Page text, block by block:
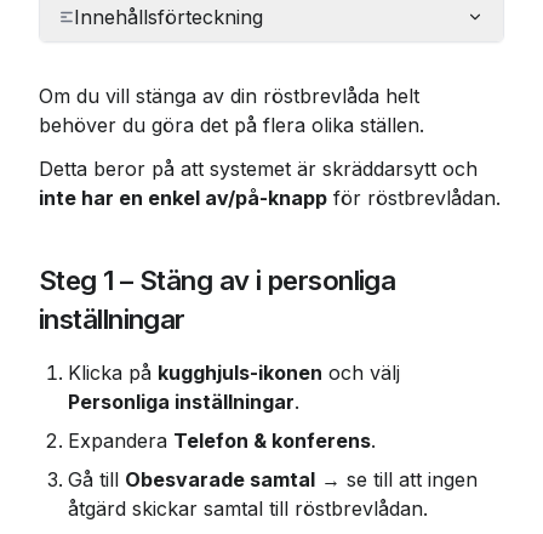
Innehållsförteckning
Om du vill stänga av din röstbrevlåda helt
behöver du göra det på flera olika ställen.
Detta beror på att systemet är skräddarsytt och
inte har en enkel av/på-knapp för röstbrevlådan.
Steg 1 – Stäng av i personliga
inställningar
Klicka på kugghjuls-ikonen och välj
Personliga inställningar.
Expandera Telefon & konferens.
Gå till Obesvarade samtal → se till att ingen
åtgärd skickar samtal till röstbrevlådan.